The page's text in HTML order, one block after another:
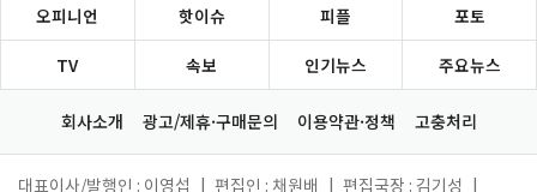
오피니언 핫이슈 피플 포토
TV 속보 인기뉴스 주요뉴스
회사소개 광고/제휴·구매문의 이용약관·정책 고충처리
대표이사/발행인 : 이영섭 편집인 : 채원배 편집국장 : 김기성